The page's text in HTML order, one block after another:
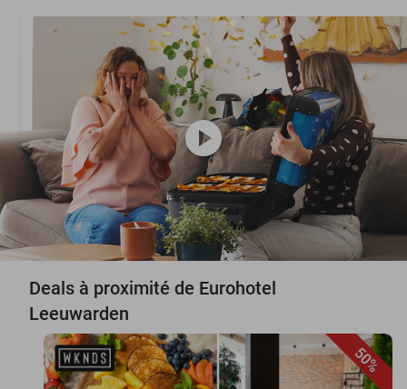
play_circle
Deals à proximité de Eurohotel
Leeuwarden
50%